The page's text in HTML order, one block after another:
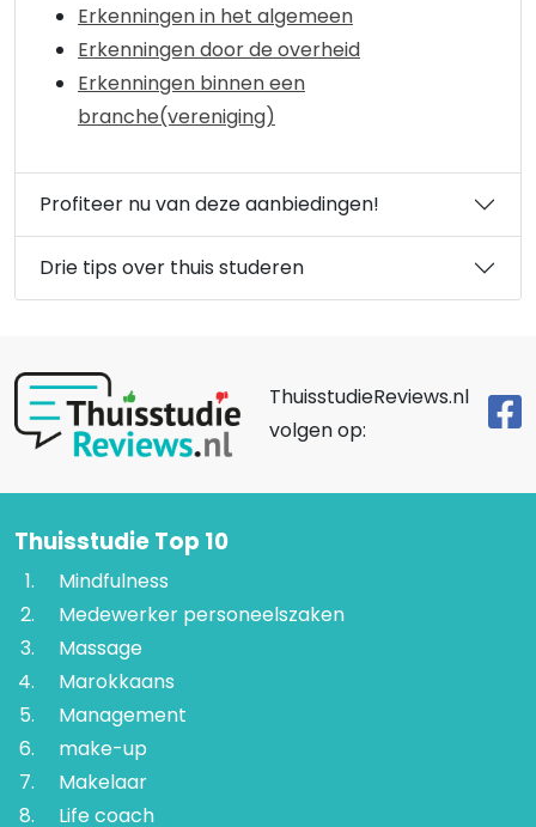
Erkenningen in het algemeen
Erkenningen door de overheid
Erkenningen binnen een
branche(vereniging)
Profiteer nu van deze aanbiedingen!
Drie tips over thuis studeren
ThuisstudieReviews.nl
volgen op:
Thuisstudie Top 10
Mindfulness
Medewerker personeelszaken
Massage
Marokkaans
Management
make-up
Makelaar
Life coach